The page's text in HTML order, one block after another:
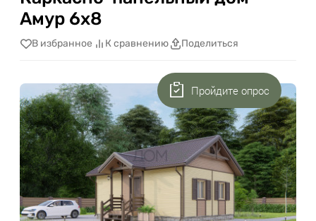
Амур 6x8
В избранное К сравнению Поделиться
Пройдите опрос